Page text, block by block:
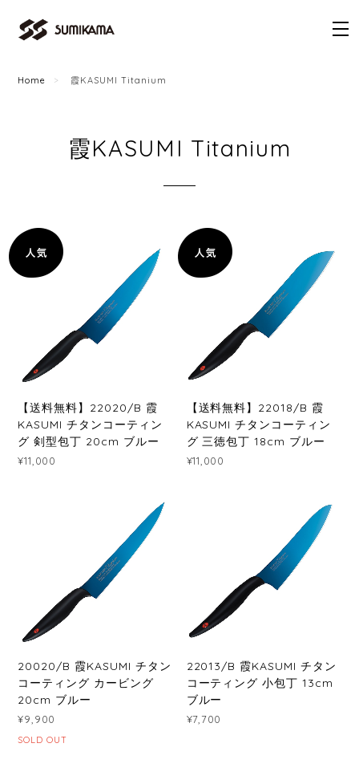
Home 霞KASUMI Titanium
霞KASUMI Titanium
【送料無料】22020/B 霞
KASUMI チタンコーティン
グ 剣型包丁 20cm ブルー
¥11,000
【送料無料】22018/B 霞
KASUMI チタンコーティン
グ 三徳包丁 18cm ブルー
¥11,000
20020/B 霞KASUMI チタン
コーティング カービング
20cm ブルー
¥9,900
SOLD OUT
22013/B 霞KASUMI チタン
コーティング 小包丁 13cm
ブルー
¥7,700